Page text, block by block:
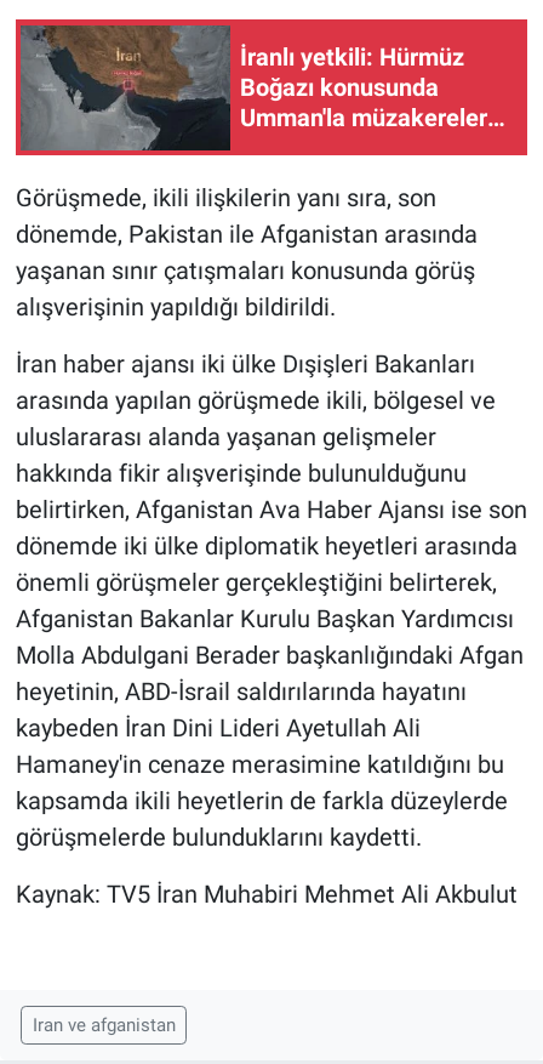
İranlı yetkili: Hürmüz
Boğazı konusunda
Umman'la müzakereler
sonuçlanma aşamasında
Görüşmede, ikili ilişkilerin yanı sıra, son
dönemde, Pakistan ile Afganistan arasında
yaşanan sınır çatışmaları konusunda görüş
alışverişinin yapıldığı bildirildi.
İran haber ajansı iki ülke Dışişleri Bakanları
arasında yapılan görüşmede ikili, bölgesel ve
uluslararası alanda yaşanan gelişmeler
hakkında fikir alışverişinde bulunulduğunu
belirtirken, Afganistan Ava Haber Ajansı ise son
dönemde iki ülke diplomatik heyetleri arasında
önemli görüşmeler gerçekleştiğini belirterek,
Afganistan Bakanlar Kurulu Başkan Yardımcısı
Molla Abdulgani Berader başkanlığındaki Afgan
heyetinin, ABD-İsrail saldırılarında hayatını
kaybeden İran Dini Lideri Ayetullah Ali
Hamaney'in cenaze merasimine katıldığını bu
kapsamda ikili heyetlerin de farkla düzeylerde
görüşmelerde bulunduklarını kaydetti.
Kaynak: TV5 İran Muhabiri Mehmet Ali Akbulut
Iran ve afganistan